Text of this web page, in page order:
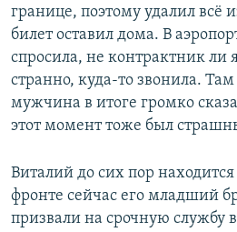
границе, поэтому удалил всё
билет оставил дома. В
спросила, не контрактник ли
странно, куда-то звонила.
мужчина в итоге громко
этот момент тоже был
Виталий до сих пор
фронте сейчас его младший
призвали на срочную службу в